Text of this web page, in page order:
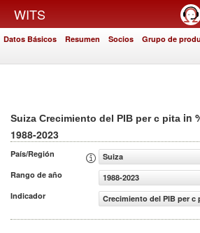
WITS
Datos Básicos Resumen Socios Grupo de
Suiza Crecimiento del PIB per c pita in
1988-2023
País/Región
Suiza
Rango de año
1988-2023
Indicador
Crecimiento del PIB per c